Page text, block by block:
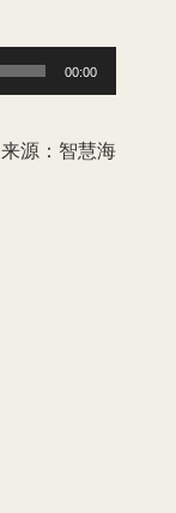
00:00
来源：智慧海